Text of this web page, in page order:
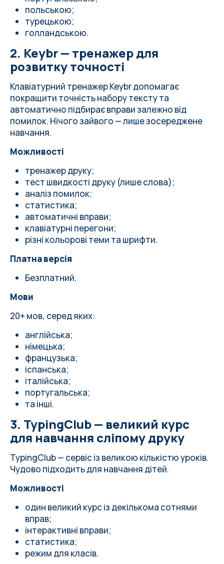
польською;
турецькою;
голландською.
2. Keybr — тренажер для
розвитку точності
Клавіатурний тренажер Keybr допомагає
покращити точність набору тексту та
автоматично підбирає вправи залежно від
помилок. Нічого зайвого — лише зосереджене
навчання.
Можливості
тренажер друку;
тест швидкості друку (лише слова);
аналіз помилок;
статистика;
автоматичні вправи;
клавіатурні перегони;
різні кольорові теми та шрифти.
Платна версія
Безплатний.
Мови
20+ мов, серед яких:
англійська;
німецька;
французька;
іспанська;
італійська;
португальська;
та інші.
3. TypingClub — великий курс
для навчання сліпому друку
TypingClub — сервіс із великою кількістю уроків.
Чудово підходить для навчання дітей.
Можливості
один великий курс із декількома сотнями
вправ;
інтерактивні вправи;
статистика;
режим для класів.